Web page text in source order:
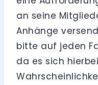
an seine
Anhänge
bitte auf jeden
da es sich